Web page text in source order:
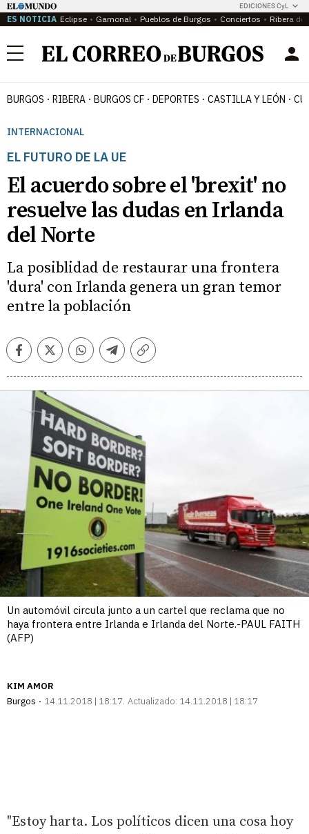
EDICIONES CyL
ES NOTICIA Eclipse Gamonal Pueblos de Burgos Conciertos Ribera del
Menú
BURGOS RIBERA BURGOS CF DEPORTES CASTILLA Y LEÓN
INTERNACIONAL
EL FUTURO DE LA UE
El acuerdo sobre el 'brexit' no
resuelve las dudas en Irlanda
del Norte
La posiblidad de restaurar una frontera
'dura' con Irlanda genera un gran temor
entre la población
FacebookTwitterWhatsappTelegramCopiar
Un automóvil circula junto a un cartel que reclama que no
haya frontera entre Irlanda e Irlanda del Norte.-PAUL FAITH
(AFP)
KIM AMOR
Burgos
14.11.2018 | 18:17 Actualizado: 14.11.2018 | 18:17
"Estoy harta. Los políticos dicen una cosa hoy